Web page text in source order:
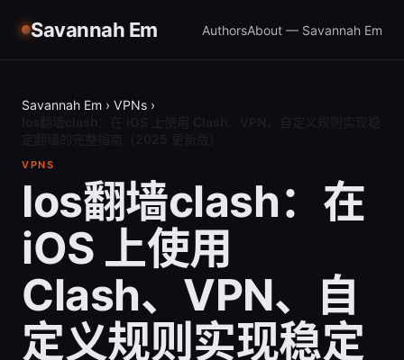
Savannah Em AuthorsAbout — Savannah Em
Savannah Em › VPNs ›
VPNS
Ios翻墙clash：在
iOS 上使用
Clash、VPN、自
定义规则实现稳定